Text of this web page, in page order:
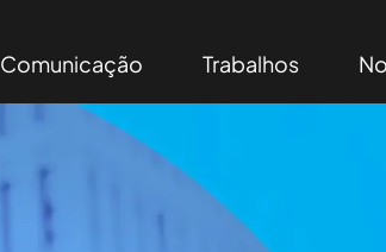
Comunicação Trabalhos